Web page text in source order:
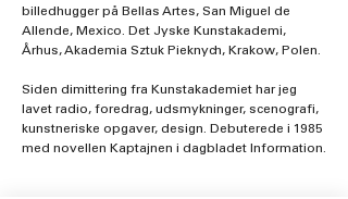
billedhugger på Bellas Artes, San Miguel de
Allende, Mexico. Det Jyske Kunstakademi,
Århus, Akademia Sztuk Pieknych, Krakow, Polen.
Siden dimittering fra Kunstakademiet har jeg
lavet radio, foredrag, udsmykninger, scenografi,
kunstneriske opgaver, design. Debuterede i 1985
med novellen Kaptajnen i dagbladet Information.